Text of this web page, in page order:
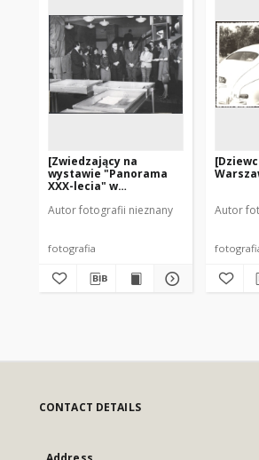
[Zwiedzający na
wystawie "Panorama
XXX-lecia" w
Autor fotografii nieznany
fotografia
Autor
CONTACT DETAILS